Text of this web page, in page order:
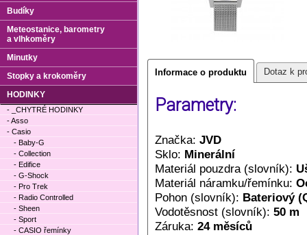
Informace o produktu Dotaz k
Parametry:
Značka: JVD
Sklo: Minerální
Materiál pouzdra (slovník):
Materiál náramku/řemínku:
Pohon (slovník): Bateriový
Vodotěsnost (slovník): 50 m
Záruka: 24 měsíců
Budíky
Meteostanice, barometry
a vlhkoměry
Minutky
Stopky a krokoměry
HODINKY
- _CHYTRÉ HODINKY
- Asso
- Casio
- Baby-G
- Collection
- Edifice
- G-Shock
- Pro Trek
- Radio Controlled
- Sheen
- Sport
- CASIO řemínky